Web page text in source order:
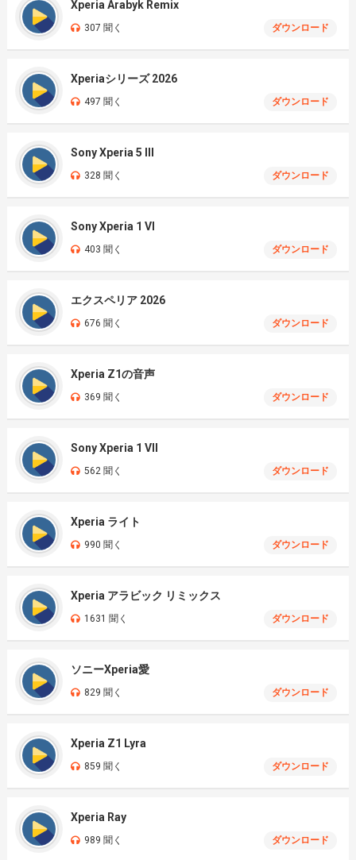
Xperia Arabyk Remix
307 聞く ダウンロード
Xperiaシリーズ 2026
497 聞く ダウンロード
Sony Xperia 5 III
328 聞く ダウンロード
Sony Xperia 1 VI
403 聞く ダウンロード
エクスペリア 2026
676 聞く ダウンロード
Xperia Z1の音声
369 聞く ダウンロード
Sony Xperia 1 VII
562 聞く ダウンロード
Xperia ライト
990 聞く ダウンロード
Xperia アラビック リミックス
1631 聞く ダウンロード
ソニーXperia愛
829 聞く ダウンロード
Xperia Z1 Lyra
859 聞く ダウンロード
Xperia Ray
989 聞く ダウンロード